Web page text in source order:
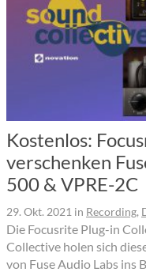
Kostenlos:
verschenken
500 & VPRE-2C
29. Okt. 2021 in Recording,
Die Focusrite Plug-in
Collective holen sich
von Fuse Audio Labs ins